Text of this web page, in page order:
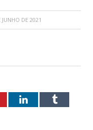
JUNHO DE 2021
LinkedInTumblr